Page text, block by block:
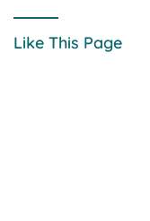
Like This Page